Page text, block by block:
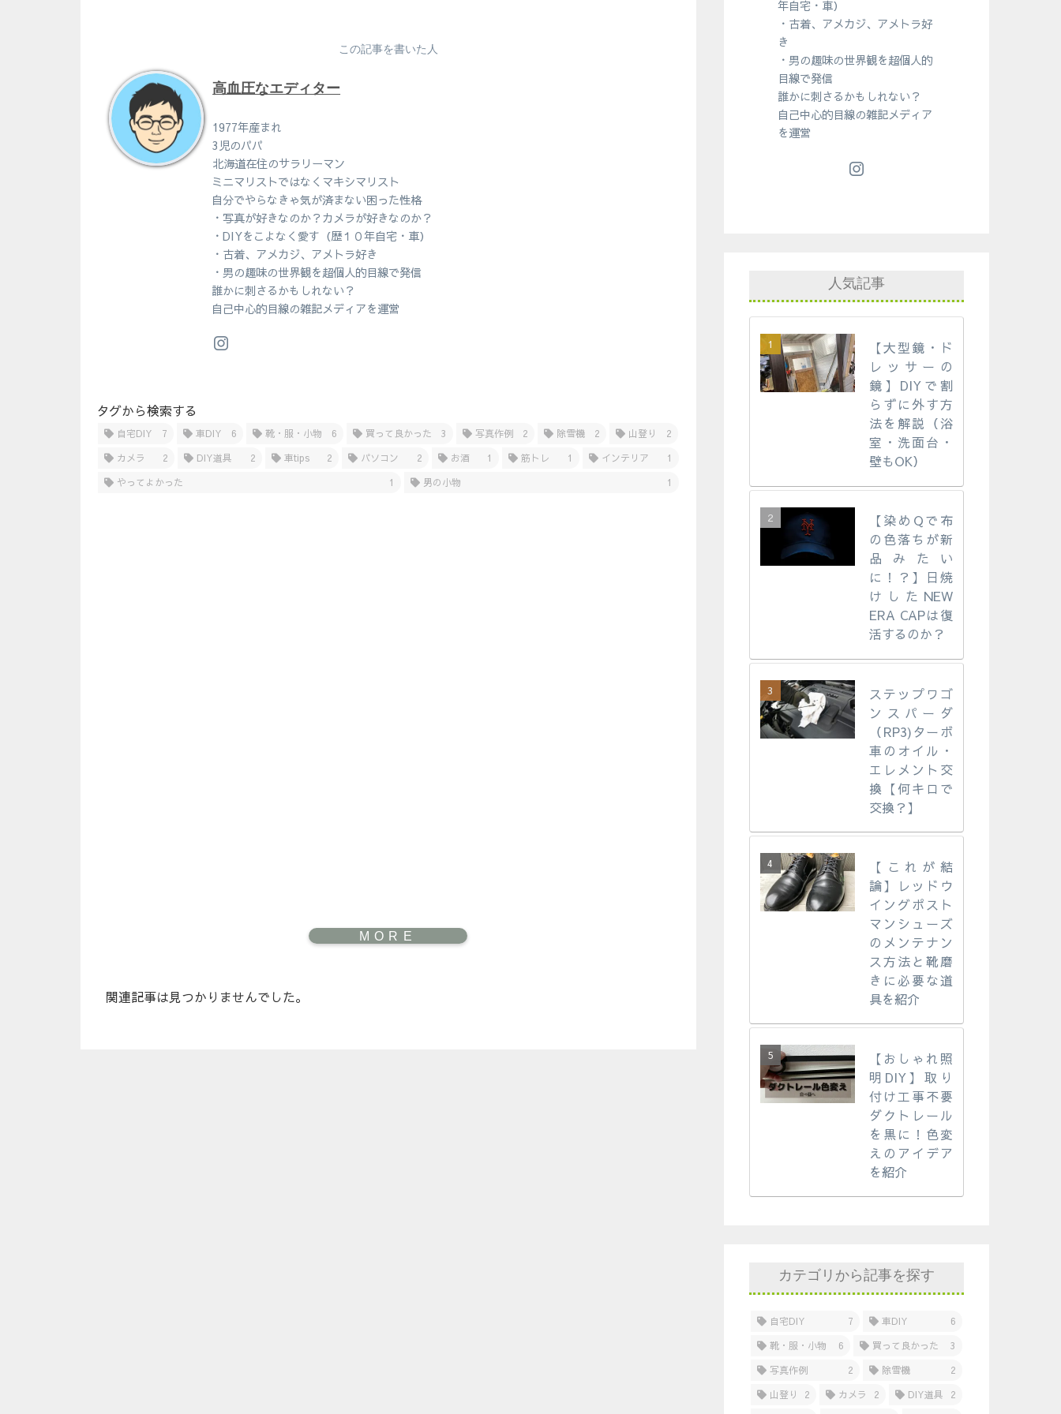
この記事を書いた人
高血圧なエディター
1977年産まれ
3児のパパ
北海道在住のサラリーマン
ミニマリストではなくマキシマリスト
自分でやらなきゃ気が済まない困った性格
・写真が好きなのか？カメラが好きなのか？
・DIYをこよなく愛す（歴１０年自宅・車）
・古着、アメカジ、アメトラ好き
・男の趣味の世界観を超個人的目線で発信
誰かに刺さるかもしれない？
自己中心的目線の雑記メディアを運営
タグから検索する
自宅DIY 7 車DIY 6 靴・服・小物 6 買って良かった 3 写真作例 2 除雪機 2 山登り
2
カメラ
2 DIY道具 2 車tips 2 パソコン 2 お酒 1 筋トレ 1 インテリア
1
やってよかった
1 男の小物 1
関連記事は見つかりませんでした。
年自宅・車）
・古着、アメカジ、アメトラ好
き
・男の趣味の世界観を超個人的
目線で発信
誰かに刺さるかもしれない？
自己中心的目線の雑記メディア
を運営
人気記事
【大型鏡・ド
レッサーの
鏡】DIYで割
らずに外す方
法を解説（浴
室・洗面台・
壁もOK）
【染めQで布
の色落ちが新
品みたい
に！？】日焼
けしたNEW
ERA CAPは復
活するのか？
ステップワゴ
ンスパーダ
（RP3)ターボ
車のオイル・
エレメント交
換【何キロで
交換？】
【これが結
論】レッドウ
イングポスト
マンシューズ
のメンテナン
ス方法と靴磨
きに必要な道
具を紹介
【おしゃれ照
明DIY】取り
付け工事不要
ダクトレール
を黒に！色変
えのアイデア
を紹介
カテゴリから記事を探す
自宅DIY 7 車DIY
6
靴・服・小物
6 買って良かった
3
写真作例
2 除雪機
2
山登り
2 カメラ 2 DIY道具
2